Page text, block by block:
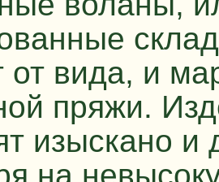
от вида, и
пряжи.
изыскано и